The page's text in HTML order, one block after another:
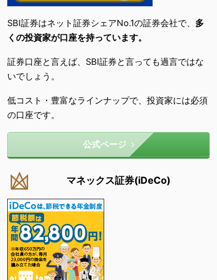
SBI証券はネット証券シェアNo.1の証券会社で、 多
くの投資家が口座を持っています。
証券口座と言えば、SBI証券と言っても過言ではな
いでしょう。
低コスト・豊富なラインナップで、投資家には必須
の口座です。
公式ページ
マネックス証券(iDeCo)